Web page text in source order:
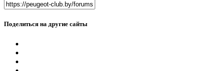
Поделиться на другие сайты